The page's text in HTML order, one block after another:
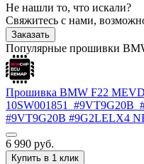
Не нашли то, что искали?
Свяжитесь с нами,
Заказать
Популярные прошивки
Прошивка BMW F22
#9VT9G20B #9G2LELX4
6 990 руб.
Купить в 1 клик